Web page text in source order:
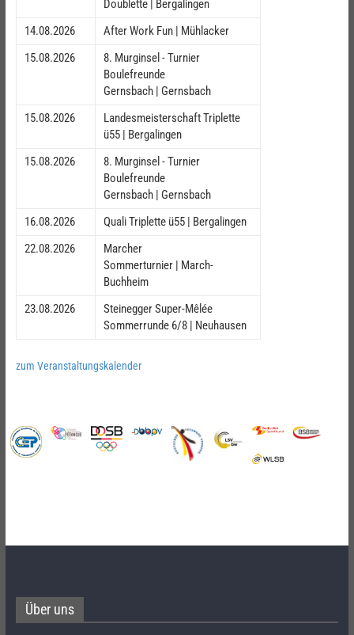
Doublette | Bergalingen
14.08.2026
After Work Fun | Mühlacker
15.08.2026
8. Murginsel - Turnier
Boulefreunde
Gernsbach | Gernsbach
15.08.2026
Landesmeisterschaft Triplette
ü55 | Bergalingen
15.08.2026
8. Murginsel - Turnier
Boulefreunde
Gernsbach | Gernsbach
16.08.2026
Quali Triplette ü55 | Bergalingen
22.08.2026
Marcher
Sommerturnier | March-
Buchheim
23.08.2026
Steinegger Super-Mêlée
Sommerrunde 6/8 | Neuhausen
zum Veranstaltungskalender
Über uns